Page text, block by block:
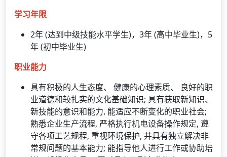
学习年限
2年 (达到中级技能水平学生)，3年 (高中毕业生)，5
年 (初中毕业生)
职业能力
具有积极的人生态度、 健康的心理素质、 良好的职
业道德和较扎实的文化基础知识; 具有获取新知识、
新技能的意识和能力, 能适应不断变化的职业社会;
熟悉企业生产流程, 严格执行机电设备操作规定, 遵
守各项工艺规程, 重视环境保护, 并具有独立解决非
常规问题的基本能力; 能指导他人进行工作或协助培